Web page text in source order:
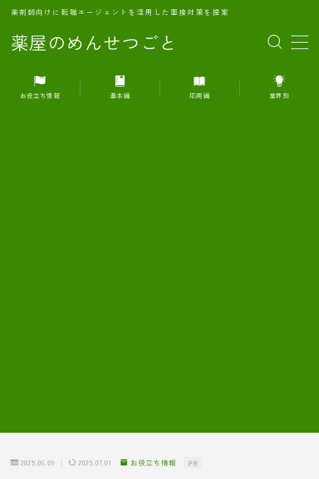
薬屋のめんせつごと
薬剤師向けに転職エージェントを活用した面接対策を提案
MENU
1.転職エージェントとは何か？
お役立ち情報 基本編 応用編 業界別
2025.06.09 2025.07.01 お役立ち情報 PR